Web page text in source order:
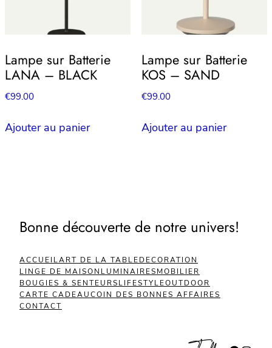
Lampe sur Batterie
LANA – BLACK
€99.00
Ajouter au panier
Lampe sur Batterie
KOS – SAND
€99.00
Ajouter au panier
Bonne découverte de notre univers!
ACCUEILART DE LA TABLEDECORATION
LINGE DE MAISON LUMINAIRESMOBILIER
BOUGIES & SENTEURSLIFESTYLEOUTDOOR
CARTE CADEAUCOIN DES BONNES AFFAIRES
CONTACT